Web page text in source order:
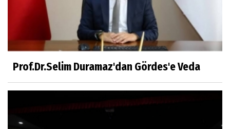
Dr.Fatih KESKİN
Millî Edebiyat, Millî Şuur, Millî Takım
Sıracettin ÇELİK
Çalıkuşu
Prof.Dr.Selim Duramaz'dan Gördes'e Veda